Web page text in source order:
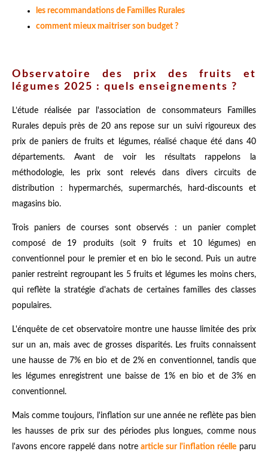
les recommandations de Familles Rurales
comment mieux maitriser son budget ?
Observatoire des prix des fruits et
légumes 2025 : quels enseignements ?
L’étude réalisée par l'association de consommateurs Familles
Rurales depuis près de 20 ans repose sur un suivi rigoureux des
prix de paniers de fruits et légumes, réalisé chaque été dans 40
départements. Avant de voir les résultats rappelons la
méthodologie, les prix sont relevés dans divers circuits de
distribution : hypermarchés, supermarchés, hard-discounts et
magasins bio.
Trois paniers de courses sont observés : un panier complet
composé de 19 produits (soit 9 fruits et 10 légumes) en
conventionnel pour le premier et en bio le second. Puis un autre
panier restreint regroupant les 5 fruits et légumes les moins chers,
qui reflète la stratégie d'achats de certaines familles des classes
populaires.
L'énquête de cet observatoire montre une hausse limitée des prix
sur un an, mais avec de grosses disparités. Les fruits connaissent
une hausse de 7% en bio et de 2% en conventionnel, tandis que
les légumes enregistrent une baisse de 1% en bio et de 3% en
conventionnel.
Mais comme toujours, l'inflation sur une année ne reflète pas bien
les hausses de prix sur des périodes plus longues, comme nous
l'avons encore rappelé dans notrearticle sur l'inflation réelle paru